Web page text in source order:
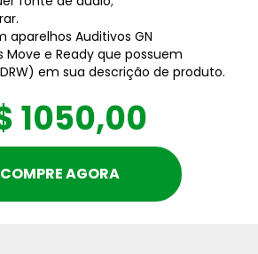
Auditivos GN
e Ready que possuem
em sua descrição de produto.
1050,00
COMPRE AGORA